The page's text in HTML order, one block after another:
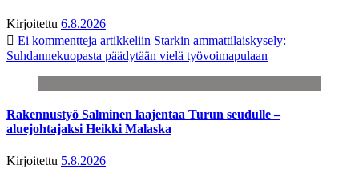
Kirjoitettu 6.8.2026
Ei kommentteja artikkeliin Starkin ammattilaiskysely:
Suhdannekuopasta päädytään vielä työvoimapulaan
Rakennustyö Salminen laajentaa Turun seudulle –
aluejohtajaksi Heikki Malaska
Kirjoitettu 5.8.2026